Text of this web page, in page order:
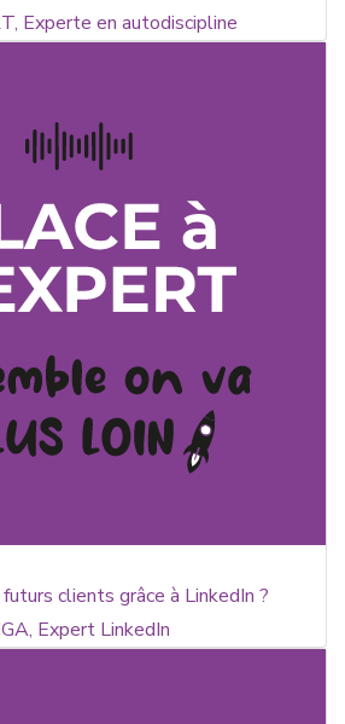
Experte en autodiscipline
clients grâce à LinkedIn ?
Expert LinkedIn